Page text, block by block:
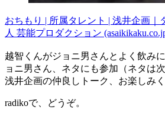
おちもり | 所属タレント | 浅井企画｜
人 芸能プロダクション
越智くんがジョニ男さんとよく飲み
ョニ男さん、ネタにも参加（ネタは次
浅井企画の仲良しトーク、お楽しみく
radikoで、どうぞ。